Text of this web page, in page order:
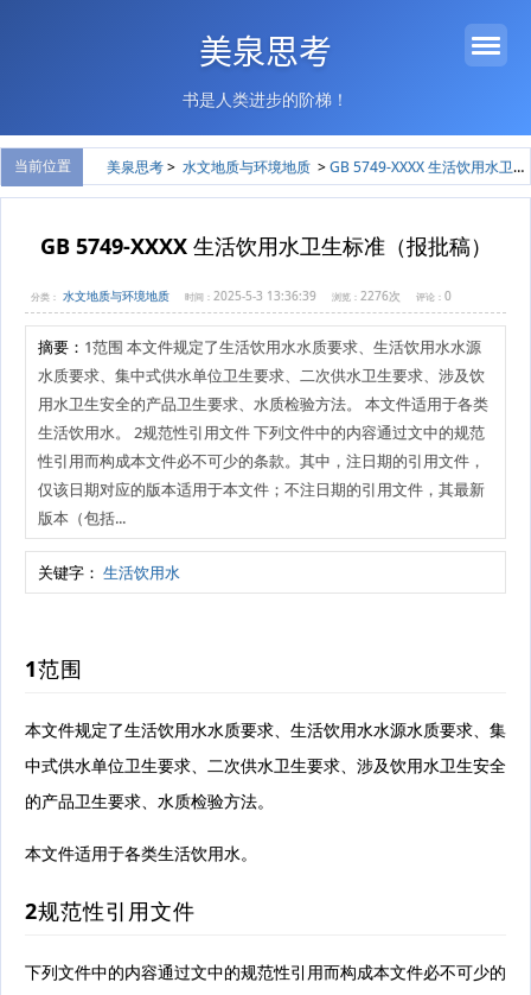
美泉思考
书是人类进步的阶梯！
当前位置 美泉思考> 水文地质与环境地质 >GB 5749-XXXX 生活饮用水卫生标准（报批稿）
GB 5749-XXXX 生活饮用水卫生标准（报批稿）
分类： 水文地质与环境地质 时间： 2025-5-3 13:36:39 浏览： 2276次 评论： 0
摘要： 1范围 本文件规定了生活饮用水水质要求、生活饮用水水源
水质要求、集中式供水单位卫生要求、二次供水卫生要求、涉及饮
用水卫生安全的产品卫生要求、水质检验方法。 本文件适用于各类
生活饮用水。 2规范性引用文件 下列文件中的内容通过文中的规范
性引用而构成本文件必不可少的条款。其中，注日期的引用文件，
仅该日期对应的版本适用于本文件；不注日期的引用文件，其最新
版本（包括...
关键字： 生活饮用水
1范围
本文件规定了生活饮用水水质要求、生活饮用水水源水质要求、集
中式供水单位卫生要求、二次供水卫生要求、涉及饮用水卫生安全
的产品卫生要求、水质检验方法。
本文件适用于各类生活饮用水。
2规范性引用文件
下列文件中的内容通过文中的规范性引用而构成本文件必不可少的